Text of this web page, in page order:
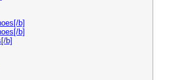
b]
b]
b]